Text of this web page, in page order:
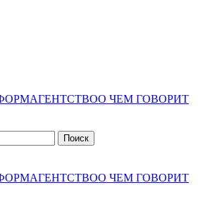
О ЧЕМ ГОВОРИТ
О ЧЕМ ГОВОРИТ